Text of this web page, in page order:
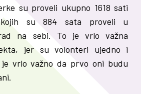
su proveli ukupno 1618 sati
su 884 sata proveli u
na sebi. To je vrlo važna
jer su volonteri ujedno i
vrlo važno da prvo oni budu